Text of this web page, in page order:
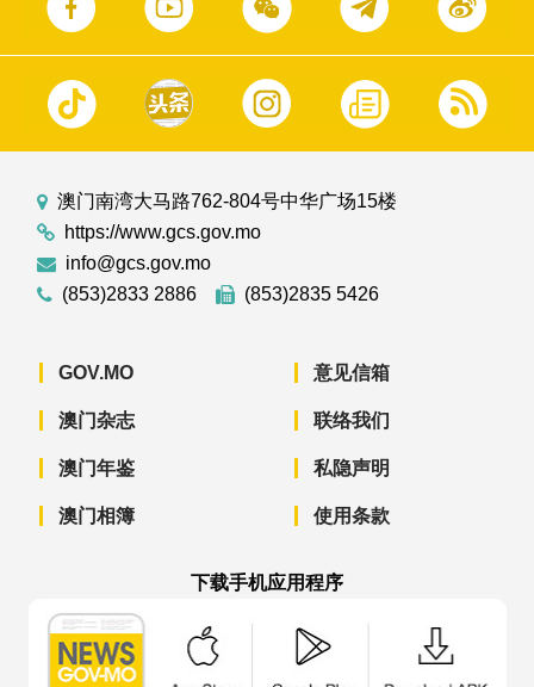
澳门南湾大马路762-804号中华广场15楼
https://www.gcs.gov.mo
info@gcs.gov.mo
(853)2833 2886
(853)2835 5426
GOV.MO
澳门杂志
澳门年鉴
澳门相簿
意见信箱
联络我们
私隐声明
使用条款
下载手机应用程序